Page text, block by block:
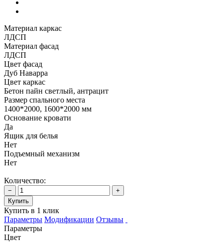
Материал каркас
ЛДСП
Материал фасад
ЛДСП
Цвет фасад
Дуб Наварра
Цвет каркас
Бетон пайн светлый, антрацит
Размер спального места
1400*2000, 1600*2000 мм
Основание кровати
Да
Ящик для белья
Нет
Подъемный механизм
Нет
Количество:
−
+
Купить
Купить в 1 клик
Параметры Модификации Отзывы
Параметры
Цвет